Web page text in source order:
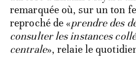
remarquée où, sur un ton
reproché de «prendre des
consulter les instances
centrale», relaie le